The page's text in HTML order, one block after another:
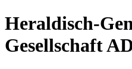
Heraldisch-
Gesellschaft